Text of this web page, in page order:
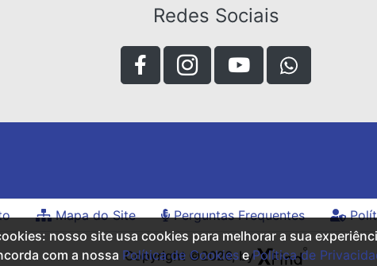
Redes Sociais
Mapa do Site Perguntas Frequentes
Copyright ©2026, by
nosso site usa cookies para melhorar a sua
com a nossa Política de CookiesePolítica de